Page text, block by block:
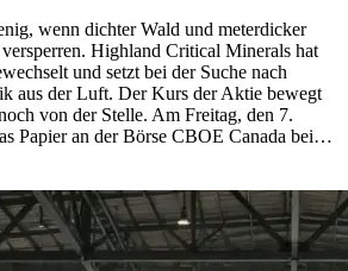
wenn dichter Wald und meterdicker
Highland Critical Minerals hat
und setzt bei der Suche nach
aus der Luft. Der Kurs der Aktie bewegt
von der Stelle. Am Freitag, den 7.
Papier an der Börse CBOE Canada bei…